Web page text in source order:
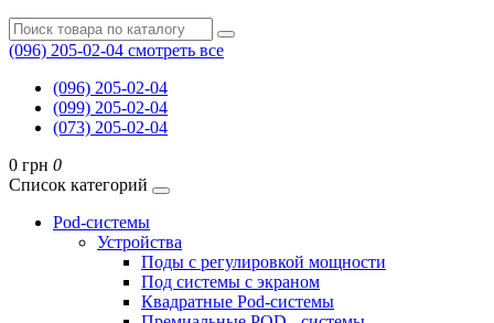
(096) 205-02-04 смотреть все
(096) 205-02-04
(099) 205-02-04
(073) 205-02-04
0 грн 0
Список категорий
Pod-системы
Устройства
Поды с регулировкой мощности
Под системы с экраном
Квадратные Pod-системы